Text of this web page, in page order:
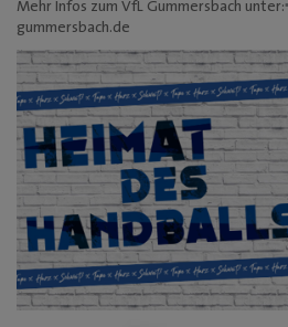
Mehr Infos zum VfL Gummersbach unter:
gummersbach.de